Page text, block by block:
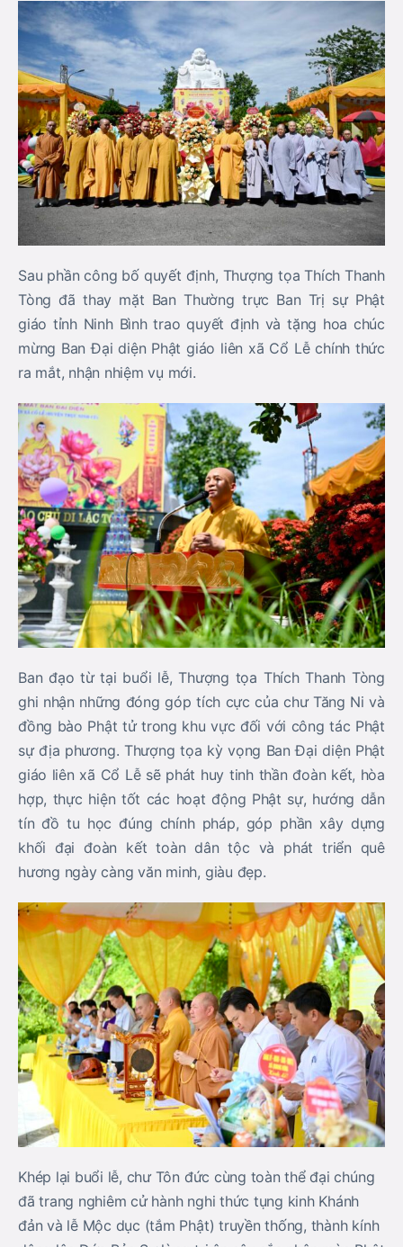
Sau phần công bố quyết định, Thượng tọa Thích Thanh
Tòng đã thay mặt Ban Thường trực Ban Trị sự Phật
giáo tỉnh Ninh Bình trao quyết định và tặng hoa chúc
mừng Ban Đại diện Phật giáo liên xã Cổ Lễ chính thức
ra mắt, nhận nhiệm vụ mới.
Ban đạo từ tại buổi lễ, Thượng tọa Thích Thanh Tòng
ghi nhận những đóng góp tích cực của chư Tăng Ni và
đồng bào Phật tử trong khu vực đối với công tác Phật
sự địa phương. Thượng tọa kỳ vọng Ban Đại diện Phật
giáo liên xã Cổ Lễ sẽ phát huy tinh thần đoàn kết, hòa
hợp, thực hiện tốt các hoạt động Phật sự, hướng dẫn
tín đồ tu học đúng chính pháp, góp phần xây dựng
khối đại đoàn kết toàn dân tộc và phát triển quê
hương ngày càng văn minh, giàu đẹp.
Khép lại buổi lễ, chư Tôn đức cùng toàn thể đại chúng
đã trang nghiêm cử hành nghi thức tụng kinh Khánh
đản và lễ Mộc dục (tắm Phật) truyền thống, thành kính